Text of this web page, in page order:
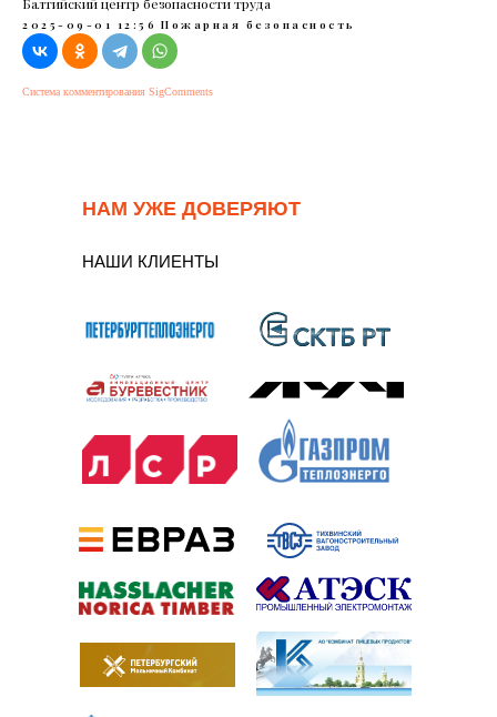
2025-09-01 12:56 Пожарная безопасность
Система комментирования SigComments
НАМ УЖЕ ДОВЕРЯЮТ
НАШИ КЛИЕНТЫ